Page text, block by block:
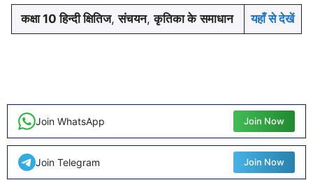
कक्षा 10 हिन्दी क्षितिज,संचयन,कृतिका के समाधान यहाँ से देखें
Join WhatsApp Join Now
Join Telegram Join Now